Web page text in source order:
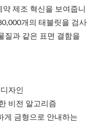
제조 혁신을 보여줍니
개의 태블릿을 검사
질과 같은 표면 결함을
자인
비전 알고리즘
게 금형으로 안내하는